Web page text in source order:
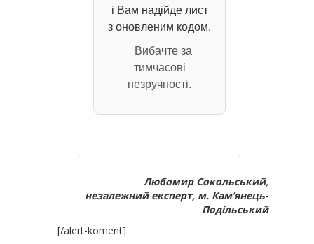
і Вам надійде лист
з оновленим кодом.
Вибачте за
тимчасові
незручності.
Любомир Сокольський,
незалежний експерт, м. Кам’янець-
Подільський
[/alert-koment]